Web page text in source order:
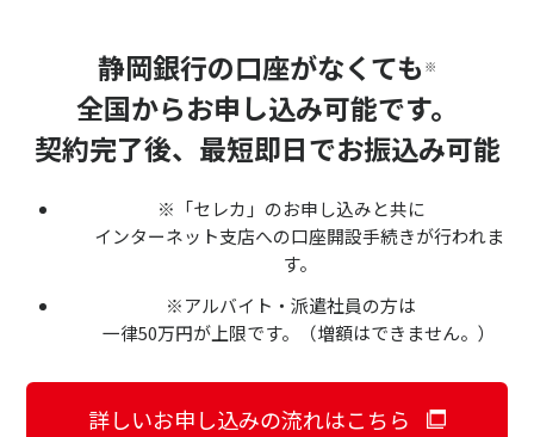
静岡銀行の口座がなくても ※
全国からお申し込み可能です。
契約完了後、最短即日でお振込み可能
※「セレカ」のお申し込みと共に
インターネット支店への口座開設手続きが行われま
す。
※アルバイト・派遣社員の方は
一律50万円が上限です。（増額はできません。）
詳しいお申し込みの流れはこちら